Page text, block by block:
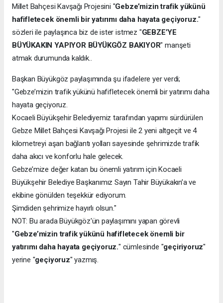
Millet Bahçesi Kavşağı Projesini "Gebze’mizin trafik yükünü
hafifletecek önemli bir yatırımı daha hayata geçiyoruz."
sözleri ile paylaşınca biz de ister istmez "GEBZE’YE
BÜYÜKAKIN YAPIYOR BÜYÜKGÖZ BAKIYOR" manşeti
atmak durumunda kaldık..
Başkan Büyükgöz paylaşımında şu ifadelere yer verdi;
"Gebze’mizin trafik yükünü hafifletecek önemli bir yatırımı daha
hayata geçiyoruz.
Kocaeli Büyükşehir Belediyemiz tarafından yapımı sürdürülen
Gebze Millet Bahçesi Kavşağı Projesi ile 2 yeni altgeçit ve 4
kilometreyi aşan bağlantı yolları sayesinde şehrimizde trafik
daha akıcı ve konforlu hale gelecek.
Gebze’mize değer katan bu önemli yatırım için Kocaeli
Büyükşehir Belediye Başkanımız Sayın Tahir Büyükakın’a ve
ekibine gönülden teşekkür ediyorum.
Şimdiden şehrimize hayırlı olsun."
NOT: Bu arada Büyükgöz'ün paylaşımını yapan görevli
"Gebze’mizin trafik yükünü hafifletecek önemli bir
yatırımı daha hayata geçiyoruz." cümlesinde "geçiriyoruz"
yerine "geçiyoruz" yazmış.